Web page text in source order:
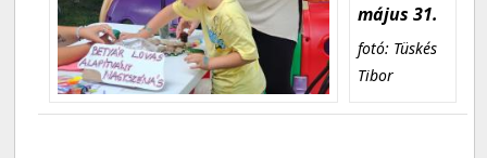
május 31.
fotó: Tüskés
Tibor